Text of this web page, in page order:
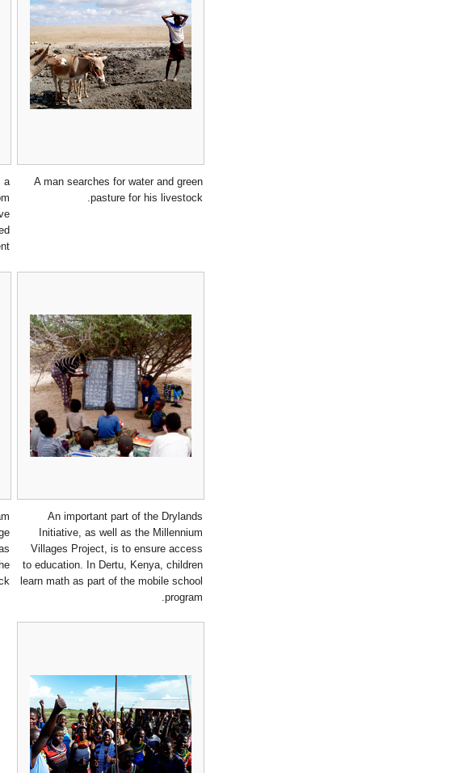
A man searches for water and green
pasture for his livestock.
a
An important part of the Drylands
Initiative, as well as the Millennium
Villages Project, is to ensure access
to education. In Dertu, Kenya, children
learn math as part of the mobile school
program.